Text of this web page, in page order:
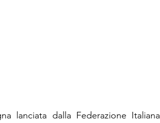
lanciata dalla Federazione Italiana